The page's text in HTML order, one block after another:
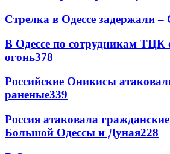
Стрелка в Одессе задержали
В Одессе по сотрудникам ТЦК
огонь378
Российские Оникисы
раненые339
Россия атаковала
Большой Одессы и Дуная228